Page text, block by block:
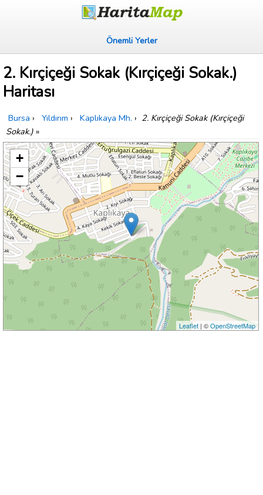
Önemli Yerler
2. Kırçiçeği Sokak (Kırçiçeği Sokak.)
Haritası
Bursa › Yıldırım › Kaplıkaya Mh. › 2. Kırçiçeği Sokak (Kırçiçeği
Sokak.) »
+
−
Leaflet| ©OpenStreetMap